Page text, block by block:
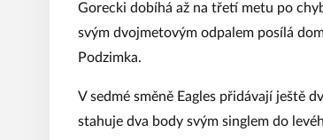
Gorecki dobíhá až na třetí metu po
svým dvojmetovým odpalem posílá
Podzimka.
V sedmé směně Eagles přidávají ještě
stahuje dva body svým singlem do